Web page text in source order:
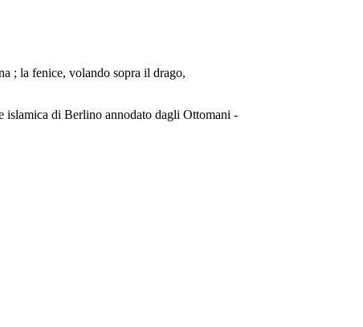
; la fenice, volando sopra il drago,
islamica di Berlino annodato dagli Ottomani -